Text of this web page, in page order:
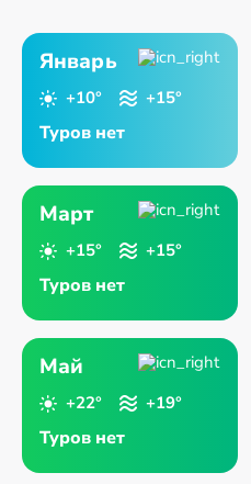
Январь
+10° +15°
Туров нет
Март
+15° +15°
Туров нет
Май
+22° +19°
Туров нет